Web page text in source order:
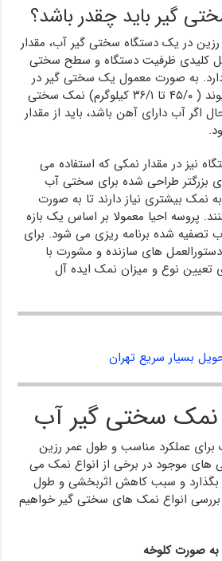
گیر باید چقدر باشد؟
رزین در یک دستگاه سختی گیر آب، مقدار
کلیدی ظرفیت دستگاه و سطح سختی
به صورت معمول یک سختی گیر در
هر چرخه احیا، از ۱ تا ۳ پوند ( ۴۵/۰ تا ۳۶/۱ کیلوگرم) نمک سختی
اگر آب دارای آهن باشد، باید از مقدار
نیز در مقدار نمکی که استفاده می
بزرگتر طراحی شده برای سختی آب
نمک بیشتری نیاز دارند تا به صورت
پروسه احیا معمولا بر اساس یک بازه
شده برنامه ریزی می شود. برای
های سازنده و مشورت با
نوع و میزان نمک ایده آل
بسیار سریع تهران
نمک سختی گیر آب
عملکرد مناسب و طول عمر رزین
های موجود در برخی از انواع نمک می
بگذارد و سبب کاهش اثربخشی و طول
بررسی انواع نمک های سختی گیر خواهیم
صورت کلوخه